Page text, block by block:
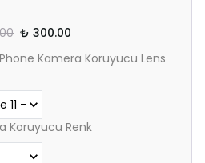
₺ 300.00
Kamera Koruyucu Lens
Koruyucu Renk